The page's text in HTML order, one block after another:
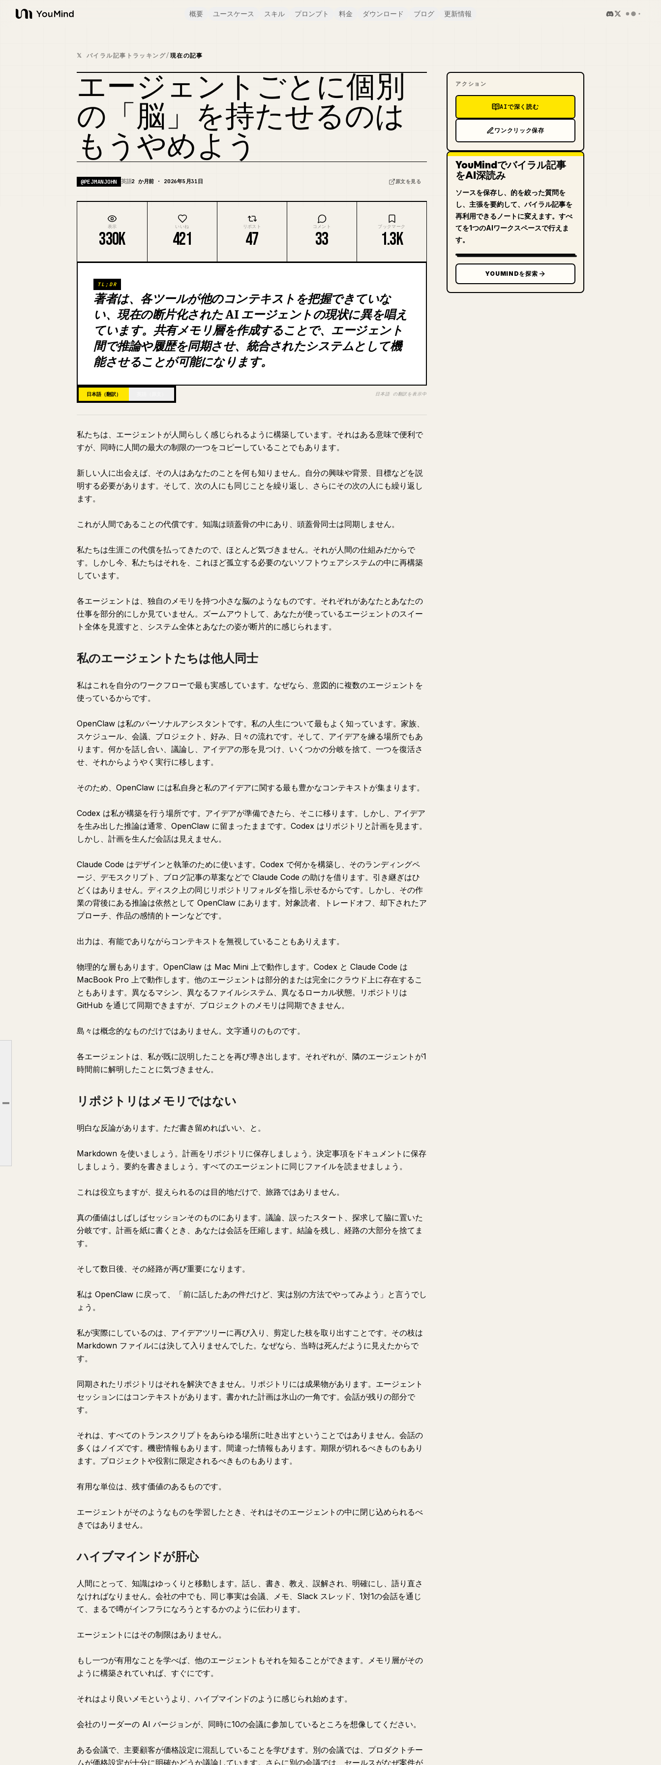
YouMind
概要 ユースケース スキル プロンプト 料金 ダウンロード ブログ 更新情報
リポジトリはメモリではない
𝕏 バイラル記事トラッキング/現在の記事
カバーをリミックス
エージェントごとに個別
の「脳」を持たせるのは
もうやめよう
@PEJMANJOHN 英語2 か月前 · 2026年5月31日 原文を見る
表示
330K
いいね
421
リポスト
47
コメント
33
ブックマーク
1.3K
TL;DR
著者は、各ツールが他のコンテキストを把握できていな
い、現在の断片化された AI エージェントの現状に異を唱え
ています。共有メモリ層を作成することで、エージェント
間で推論や履歴を同期させ、統合されたシステムとして機
能させることが可能になります。
日本語（翻訳） 日本語 の翻訳を表示中
私たちは、エージェントが人間らしく感じられるように構築しています。それはある意味で便利で
すが、同時に人間の最大の制限の一つをコピーしていることでもあります。
新しい人に出会えば、その人はあなたのことを何も知りません。自分の興味や背景、目標などを説
明する必要があります。そして、次の人にも同じことを繰り返し、さらにその次の人にも繰り返し
ます。
これが人間であることの代償です。知識は頭蓋骨の中にあり、頭蓋骨同士は同期しません。
私たちは生涯この代償を払ってきたので、ほとんど気づきません。それが人間の仕組みだからで
す。しかし今、私たちはそれを、これほど孤立する必要のないソフトウェアシステムの中に再構築
しています。
各エージェントは、独自のメモリを持つ小さな脳のようなものです。それぞれがあなたとあなたの
仕事を部分的にしか見ていません。ズームアウトして、あなたが使っているエージェントのスイー
ト全体を見渡すと、システム全体とあなたの姿が断片的に感じられます。
私のエージェントたちは他人同士
私はこれを自分のワークフローで最も実感しています。なぜなら、意図的に複数のエージェントを
使っているからです。
OpenClaw は私のパーソナルアシスタントです。私の人生について最もよく知っています。家族、
スケジュール、会議、プロジェクト、好み、日々の流れです。そして、アイデアを練る場所でもあ
ります。何かを話し合い、議論し、アイデアの形を見つけ、いくつかの分岐を捨て、一つを復活さ
せ、それからようやく実行に移します。
そのため、OpenClaw には私自身と私のアイデアに関する最も豊かなコンテキストが集まります。
Codex は私が構築を行う場所です。アイデアが準備できたら、そこに移ります。しかし、アイデア
を生み出した推論は通常、OpenClaw に留まったままです。Codex はリポジトリと計画を見ます。
しかし、計画を生んだ会話は見えません。
Claude Code はデザインと執筆のために使います。Codex で何かを構築し、そのランディングペ
ージ、デモスクリプト、ブログ記事の草案などで Claude Code の助けを借ります。引き継ぎはひ
どくはありません。ディスク上の同じリポジトリフォルダを指し示せるからです。しかし、その作
業の背後にある推論は依然として OpenClaw にあります。対象読者、トレードオフ、却下されたア
プローチ、作品の感情的トーンなどです。
出力は、有能でありながらコンテキストを無視していることもありえます。
物理的な層もあります。OpenClaw は Mac Mini 上で動作します。Codex と Claude Code は
MacBook Pro 上で動作します。他のエージェントは部分的または完全にクラウド上に存在するこ
ともあります。異なるマシン、異なるファイルシステム、異なるローカル状態。リポジトリは
GitHub を通じて同期できますが、プロジェクトのメモリは同期できません。
島々は概念的なものだけではありません。文字通りのものです。
各エージェントは、私が既に説明したことを再び導き出します。それぞれが、隣のエージェントが1
時間前に解明したことに気づきません。
リポジトリはメモリではない
明白な反論があります。ただ書き留めればいい、と。
Markdown を使いましょう。計画をリポジトリに保存しましょう。決定事項をドキュメントに保存
しましょう。要約を書きましょう。すべてのエージェントに同じファイルを読ませましょう。
これは役立ちますが、捉えられるのは目的地だけで、旅路ではありません。
真の価値はしばしばセッションそのものにあります。議論、誤ったスタート、探求して脇に置いた
分岐です。計画を紙に書くとき、あなたは会話を圧縮します。結論を残し、経路の大部分を捨てま
す。
そして数日後、その経路が再び重要になります。
私は OpenClaw に戻って、「前に話したあの件だけど、実は別の方法でやってみよう」と言うでし
ょう。
私が実際にしているのは、アイデアツリーに再び入り、剪定した枝を取り出すことです。その枝は
Markdown ファイルには決して入りませんでした。なぜなら、当時は死んだように見えたからで
す。
同期されたリポジトリはそれを解決できません。リポジトリには成果物があります。エージェント
セッションにはコンテキストがあります。書かれた計画は氷山の一角です。会話が残りの部分で
す。
それは、すべてのトランスクリプトをあらゆる場所に吐き出すということではありません。会話の
多くはノイズです。機密情報もあります。間違った情報もあります。期限が切れるべきものもあり
ます。プロジェクトや役割に限定されるべきものもあります。
有用な単位は、残す価値のあるものです。
エージェントがそのようなものを学習したとき、それはそのエージェントの中に閉じ込められるべ
きではありません。
ハイブマインドが肝心
人間にとって、知識はゆっくりと移動します。話し、書き、教え、誤解され、明確にし、語り直さ
なければなりません。会社の中でも、同じ事実は会議、メモ、Slack スレッド、1対1の会話を通じ
て、まるで噂がインフラになろうとするかのように伝わります。
エージェントにはその制限はありません。
もし一つが有用なことを学べば、他のエージェントもそれを知ることができます。メモリ層がその
ように構築されていれば、すぐにです。
それはより良いメモというより、ハイブマインドのように感じられ始めます。
会社のリーダーの AI バージョンが、同時に10の会議に参加しているところを想像してください。
ある会議で、主要顧客が価格設定に混乱していることを学びます。別の会議では、プロダクトチー
ムが価格設定が十分に明確かどうか議論しています。さらに別の会議では、セールスがなぜ案件が
アクション
AIで深く読む
ワンクリック保存
YouMindでバイラル記事
をAI深読み
ソースを保存し、的を絞った質問を
し、主張を要約して、バイラル記事を
再利用できるノートに変えます。すべ
てを1つのAIワークスペースで行えま
す。
YOUMINDを探索